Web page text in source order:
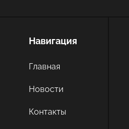
Навигация
Главная
Новости
Контакты